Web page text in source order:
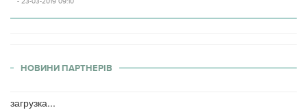
НОВИНИ ПАРТНЕРІВ
загрузка...